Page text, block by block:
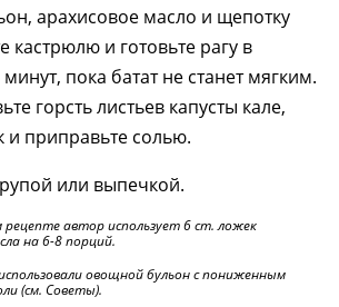
арахисовое масло и щепотку
кастрюлю и готовьте рагу в
пока батат не станет мягким.
горсть листьев капусты кале,
приправьте солью.
или выпечкой.
рецепте автор использует 6 ст. ложек
на 6-8 порций.
овощной бульон с пониженным
(см. Советы).